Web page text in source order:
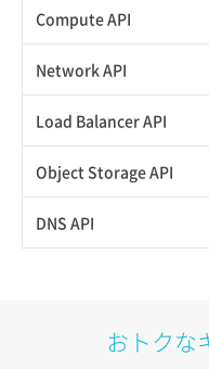
スナップショット作成
スナップショット削除
スナップショット詳細取得
バックアップリストア
バックアップ詳細一覧取得
ISOイメージアップロード
ISOイメージ作成
イメージ一覧取得
イメージ保存容量変更
イメージ詳細取得
Compute API
ISOイメージ挿入/排出
SSHキーペア一覧取得
SSHキーペア作成
アタッチ済みポート詳細取得
Network API
QoSポリシー一覧取得
QoSポリシー詳細取得
サブネット一覧取得
サブネット詳細取得
Load Balancer API
プール一覧取得
プール作成
Object Storage API
Web公開
DNS API
おトクな